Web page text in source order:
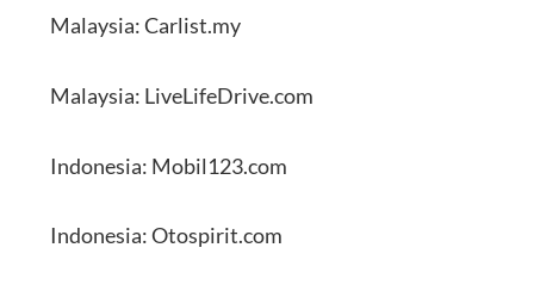
Malaysia: Carlist.my
Malaysia: LiveLifeDrive.com
Indonesia: Mobil123.com
Indonesia: Otospirit.com